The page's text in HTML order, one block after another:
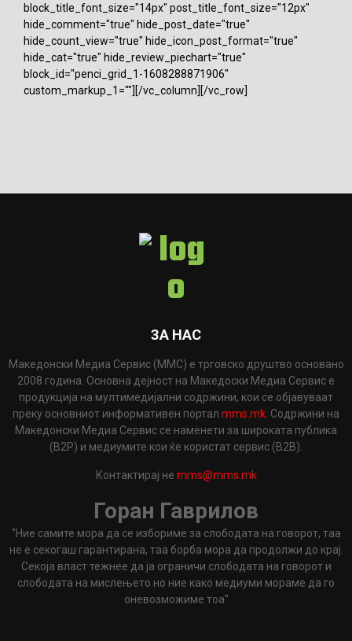
block_title_font_size="14px" post_title_font_size="12px"
hide_comment="true" hide_post_date="true"
hide_count_view="true" hide_icon_post_format="true"
hide_cat="true" hide_review_piechart="true"
block_id="penci_grid_1-1608288871906"
custom_markup_1=""][/vc_column][/vc_row]
ЗА НАС
Македонски Медиа Сервис (ММС) е трговско друштво основано
2008 година. Основна дејност на Македоски Медиа Сервис е
продукција на мултимедијални содржини, кои се објавуваат
преку основниот информативен портал mms.mk . Содржини на
Македонски Медиа Сервис се наменети за широката публика
(B2P) и медиумите кои ќе користат сервис (B2B).
Контактирај не mms@mms.mk
Горан Гаврилов
"Ние самите мора да се избориме за слободата на говорот, таа
не е секогаш гарантирана, таа борба мора да продолжи до крај.
Секоја власт тежнее да ја ограничи слободата на говорот и
слободата на мислењето но ние како медиуми мораме да го
оневозможиме тоа"